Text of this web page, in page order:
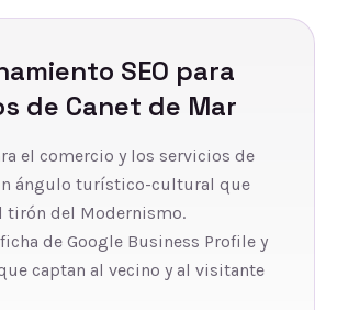
SEO para
de Canet de Mar
el comercio y los servicios de
ángulo turístico-cultural que
tirón del Modernismo.
de Google Business Profile y
captan al vecino y al visitante